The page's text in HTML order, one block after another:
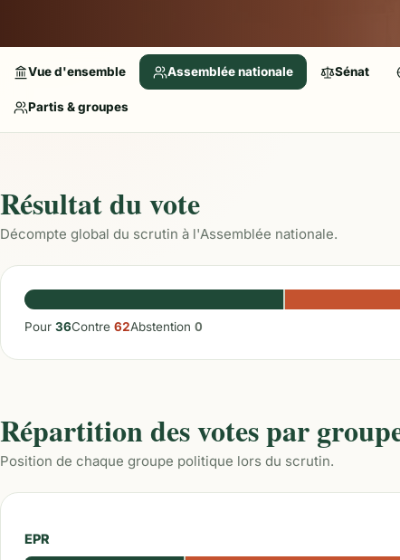
Vue d'ensemble Assemblée nationale Sénat
Partis & groupes
Résultat du vote
Décompte global du scrutin à l'Assemblée nationale.
Pour 36Contre 62Abstention 0
Répartition des votes par
Position de chaque groupe politique lors du scrutin.
EPR